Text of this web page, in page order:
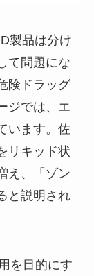
製品は分け
て問題にな
険ドラッグ
ジでは、エ
います。佐
リキッド状
え、「ゾン
と説明され
を目的にす